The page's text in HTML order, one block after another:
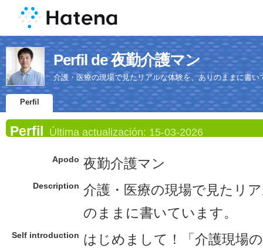
Perfil de 夜勤介護マン
介護・医療の現場で見たリアルな体験を、ありのままに書い
Perfil
Perfil Última actualización: 15-03-2026
Apodo 夜勤介護マン
Description 介護・医療の現場で見たリ
のままに書いています。
Self introduction はじめまして！「介護現場